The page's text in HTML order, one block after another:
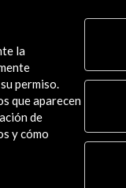
la
permiso.
que aparecen
de
y cómo